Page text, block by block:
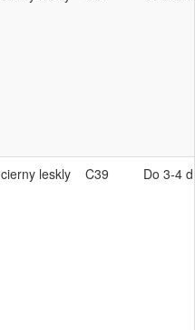
cierny leskly C39 Do 3-4